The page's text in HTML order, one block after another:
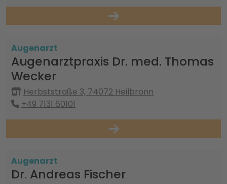
Augenarzt
Augenarztpraxis Dr. med. Thomas
Wecker
Herbststraße 3, 74072 Heilbronn
+49 7131 60101
Augenarzt
Dr. Andreas Fischer